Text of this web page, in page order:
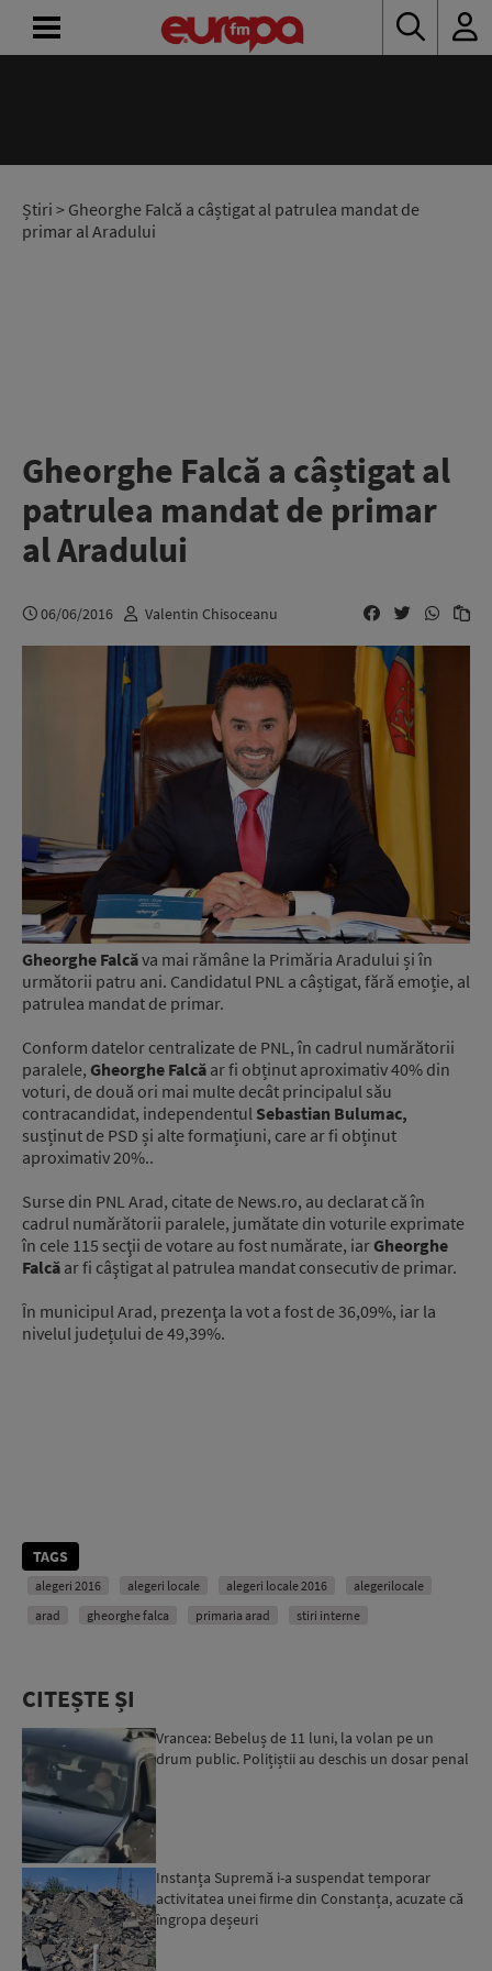
Știri > Gheorghe Falcă a câștigat al patrulea mandat de
primar al Aradului
Gheorghe Falcă a câștigat al
patrulea mandat de primar
al Aradului
06/06/2016 Valentin Chisoceanu
Gheorghe Falcăva mai rămâne la Primăria Aradului și în
următorii patru ani. Candidatul PNL a câștigat, fără emoție, al
patrulea mandat de primar.
Conform datelor centralizate de PNL, în cadrul numărătorii
paralele, Gheorghe Falcă ar fi obținut aproximativ 40% din
voturi, de două ori mai multe decât principalul său
contracandidat, independentul Sebastian Bulumac,
susținut de PSD și alte formațiuni, care ar fi obținut
aproximativ 20%..
Surse din PNL Arad, citate de News.ro, au declarat că în
cadrul numărătorii paralele, jumătate din voturile exprimate
în cele 115 secţii de votare au fost numărate, iar Gheorghe
Falcă ar fi câştigat al patrulea mandat consecutiv de primar.
În municipul Arad, prezenţa la vot a fost de 36,09%, iar la
nivelul județului de 49,39%.
TAGS
alegeri 2016 alegeri locale alegeri locale 2016
alegerilocale
arad
gheorghe falca primaria arad stiri interne
CITEȘTE ȘI
Vrancea: Bebeluș de 11 luni, la volan pe un
drum public. Polițiștii au deschis un dosar penal
Instanța Supremă i-a suspendat temporar
activitatea unei firme din Constanța, acuzate că
îngropa deșeuri
RADIO